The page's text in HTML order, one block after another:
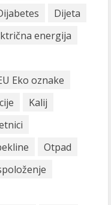
Dijeta
energija
Eko oznake
Kalij
Otpad